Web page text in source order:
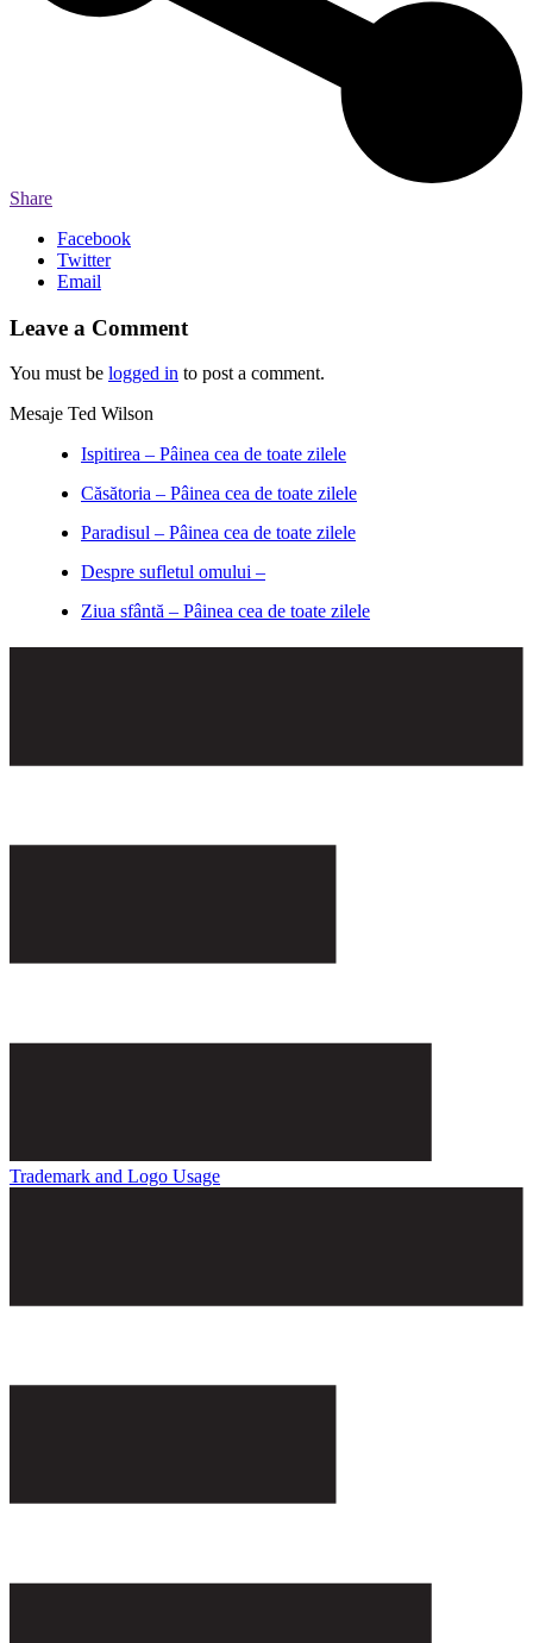
Share
Facebook
Twitter
Email
Leave a Comment
You must be logged in to post a comment.
Mesaje Ted Wilson
Ispitirea – Pâinea cea de toate zilele
Căsătoria – Pâinea cea de toate zilele
Paradisul – Pâinea cea de toate zilele
Despre sufletul omului –
Ziua sfântă – Pâinea cea de toate zilele
Trademark and Logo Usage